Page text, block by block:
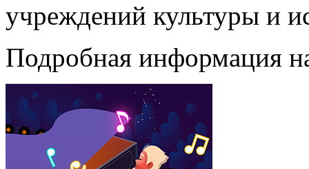
учреждений культуры и
Подробная информация